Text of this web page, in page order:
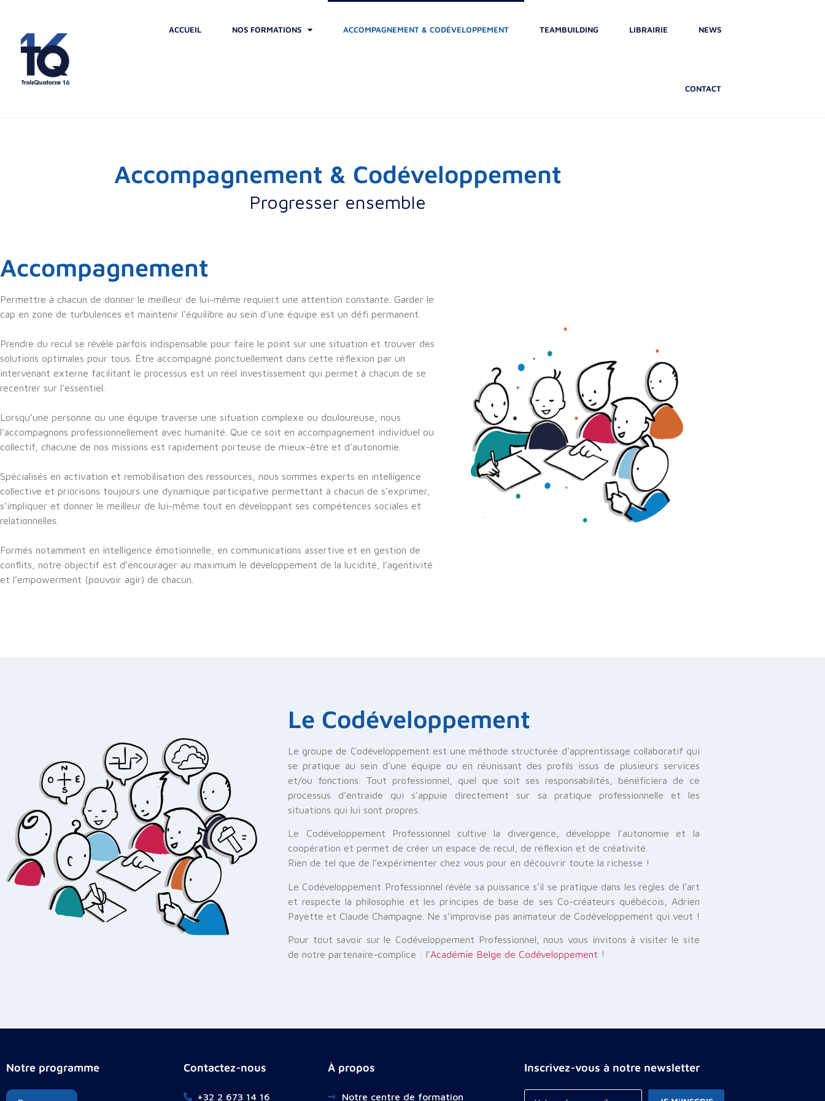
ACCUEIL NOS FORMATIONS ACCOMPAGNEMENT & CODÉVELOPPEMENT TEAMBUILDING LIBRAIRIE NEWS
CONTACT
Accompagnement & Codéveloppement
Progresser ensemble
Accompagnement
Permettre à chacun de donner le meilleur de lui-même requiert une attention constante. Garder le
cap en zone de turbulences et maintenir l’équilibre au sein d’une équipe est un défi permanent.
Prendre du recul se révèle parfois indispensable pour faire le point sur une situation et trouver des
solutions optimales pour tous. Être accompagné ponctuellement dans cette réflexion par un
intervenant externe facilitant le processus est un réel investissement qui permet à chacun de se
recentrer sur l’essentiel.
Lorsqu’une personne ou une équipe traverse une situation complexe ou douloureuse, nous
l’accompagnons professionnellement avec humanité. Que ce soit en accompagnement individuel ou
collectif, chacune de nos missions est rapidement porteuse de mieux-être et d’autonomie.
Spécialisés en activation et remobilisation des ressources, nous sommes experts en intelligence
collective et priorisons toujours une dynamique participative permettant à chacun de s’exprimer,
s’impliquer et donner le meilleur de lui-même tout en développant ses compétences sociales et
relationnelles.
Formés notamment en intelligence émotionnelle, en communications assertive et en gestion de
conflits, notre objectif est d’encourager au maximum le développement de la lucidité, l’agentivité
et l’empowerment (pouvoir agir) de chacun.
Le Codéveloppement
Le groupe de Codéveloppement est une méthode structurée d’apprentissage collaboratif qui
se pratique au sein d’une équipe ou en réunissant des profils issus de plusieurs services
et/ou fonctions. Tout professionnel, quel que soit ses responsabilités, bénéficiera de ce
processus d’entraide qui s’appuie directement sur sa pratique professionnelle et les
situations qui lui sont propres.
Le Codéveloppement Professionnel cultive la divergence, développe l’autonomie et la
coopération et permet de créer un espace de recul, de réflexion et de créativité.
Rien de tel que de l’expérimenter chez vous pour en découvrir toute la richesse !
Le Codéveloppement Professionnel révèle sa puissance s’il se pratique dans les règles de l’art
et respecte la philosophie et les principes de base de ses Co-créateurs québécois, Adrien
Payette et Claude Champagne. Ne s’improvise pas animateur de Codéveloppement qui veut !
Pour tout savoir sur le Codéveloppement Professionnel, nous vous invitons à visiter le site
de notre partenaire-complice : l’Académie Belge de Codéveloppement !
Notre programme Contactez-nous
+32 2 673 14 16
À propos
Notre centre de formation
Inscrivez-vous à notre newsletter